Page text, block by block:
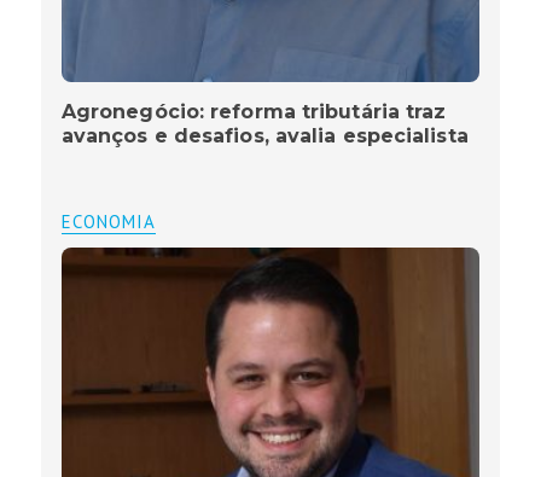
Agronegócio: reforma tributária traz
avanços e desafios, avalia especialista
ECONOMIA